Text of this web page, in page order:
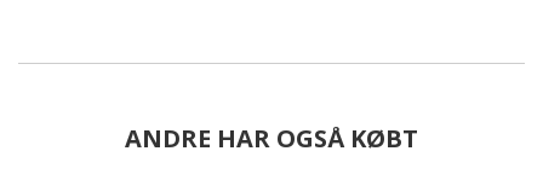
ANDRE HAR OGSÅ KØBT